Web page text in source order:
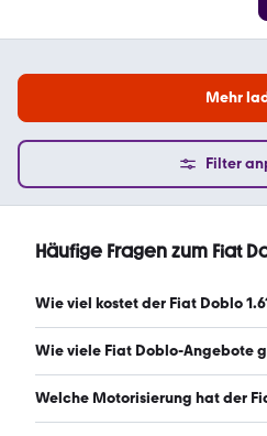
Mehr
Filter
Häufige Fragen zum Fiat
Wie viel kostet der Fiat Doblo
Ein guter Preis für einen Fiat
Wie viele Fiat Doblo-Angebote
Es gibt insgesamt 154 Fiat
Welche Motorisierung hat der